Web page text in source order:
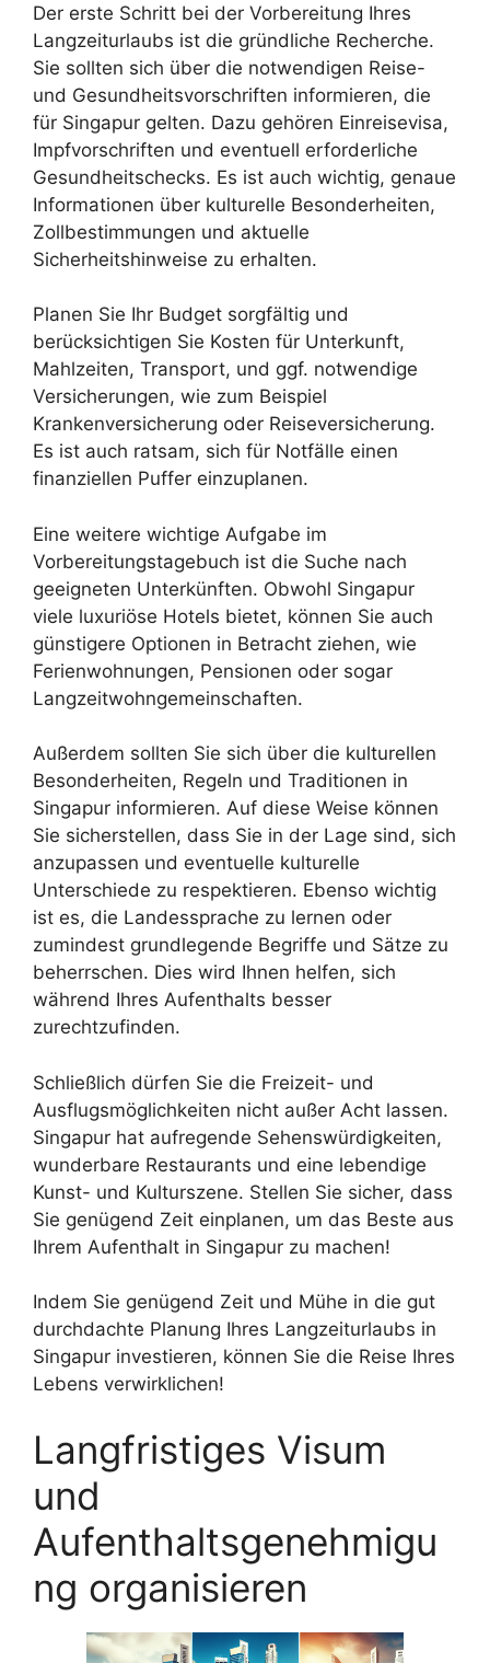
Der erste Schritt bei der Vorbereitung Ihres
Langzeiturlaubs ist die gründliche Recherche.
Sie sollten sich über die notwendigen Reise-
und Gesundheitsvorschriften informieren, die
für Singapur gelten. Dazu gehören Einreisevisa,
Impfvorschriften und eventuell erforderliche
Gesundheitschecks. Es ist auch wichtig, genaue
Informationen über kulturelle Besonderheiten,
Zollbestimmungen und aktuelle
Sicherheitshinweise zu erhalten.
Planen Sie Ihr Budget sorgfältig und
berücksichtigen Sie Kosten für Unterkunft,
Mahlzeiten, Transport, und ggf. notwendige
Versicherungen, wie zum Beispiel
Krankenversicherung oder Reiseversicherung.
Es ist auch ratsam, sich für Notfälle einen
finanziellen Puffer einzuplanen.
Eine weitere wichtige Aufgabe im
Vorbereitungstagebuch ist die Suche nach
geeigneten Unterkünften. Obwohl Singapur
viele luxuriöse Hotels bietet, können Sie auch
günstigere Optionen in Betracht ziehen, wie
Ferienwohnungen, Pensionen oder sogar
Langzeitwohngemeinschaften.
Außerdem sollten Sie sich über die kulturellen
Besonderheiten, Regeln und Traditionen in
Singapur informieren. Auf diese Weise können
Sie sicherstellen, dass Sie in der Lage sind, sich
anzupassen und eventuelle kulturelle
Unterschiede zu respektieren. Ebenso wichtig
ist es, die Landessprache zu lernen oder
zumindest grundlegende Begriffe und Sätze zu
beherrschen. Dies wird Ihnen helfen, sich
während Ihres Aufenthalts besser
zurechtzufinden.
Schließlich dürfen Sie die Freizeit- und
Ausflugsmöglichkeiten nicht außer Acht lassen.
Singapur hat aufregende Sehenswürdigkeiten,
wunderbare Restaurants und eine lebendige
Kunst- und Kulturszene. Stellen Sie sicher, dass
Sie genügend Zeit einplanen, um das Beste aus
Ihrem Aufenthalt in Singapur zu machen!
Indem Sie genügend Zeit und Mühe in die gut
durchdachte Planung Ihres Langzeiturlaubs in
Singapur investieren, können Sie die Reise Ihres
Lebens verwirklichen!
Langfristiges Visum
und
Aufenthaltsgenehmigu
ng organisieren